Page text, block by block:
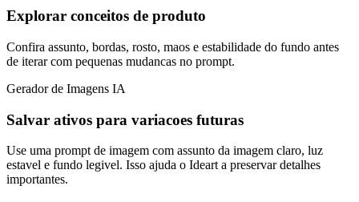
Explorar conceitos de produto
Confira assunto, bordas, rosto, maos e estabilidade do fundo antes
de iterar com pequenas mudancas no prompt.
Gerador de Imagens IA
Salvar ativos para variacoes futuras
Use uma prompt de imagem com assunto da imagem claro, luz
estavel e fundo legivel. Isso ajuda o Ideart a preservar detalhes
importantes.